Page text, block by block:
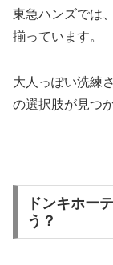
東急ハンズでは
揃っています。
大人っぽい洗練
の選択肢が見つ
ドンキホー
う？